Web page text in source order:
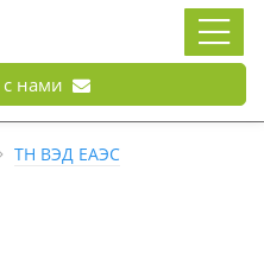
с нами
ТН ВЭД ЕАЭС